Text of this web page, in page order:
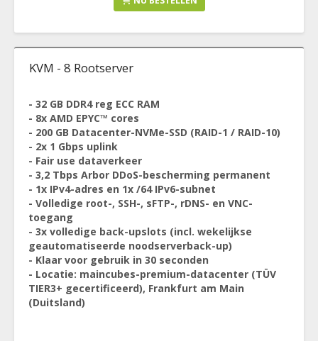
KVM - 8 Rootserver
- 32 GB DDR4 reg ECC RAM
- 8x AMD EPYC™ cores
- 200 GB Datacenter-NVMe-SSD (RAID-1 / RAID-10)
- 2x 1 Gbps uplink
- Fair use dataverkeer
- 3,2 Tbps Arbor DDoS-bescherming permanent
- 1x IPv4-adres en 1x /64 IPv6-subnet
- Volledige root-, SSH-, sFTP-, rDNS- en VNC-
toegang
- 3x volledige back-upslots (incl. wekelijkse
geautomatiseerde noodserverback-up)
- Klaar voor gebruik in 30 seconden
- Locatie: maincubes-premium-datacenter (TÜV
TIER3+ gecertificeerd), Frankfurt am Main
(Duitsland)